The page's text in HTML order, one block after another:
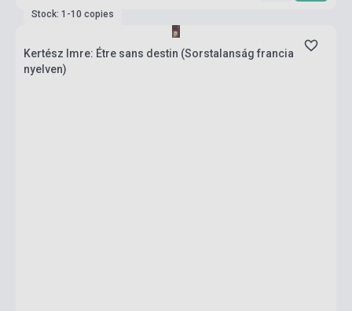
Stock: 1-10 copies
Kertész Imre: Étre sans destin (Sorstalanság francia
nyelven)